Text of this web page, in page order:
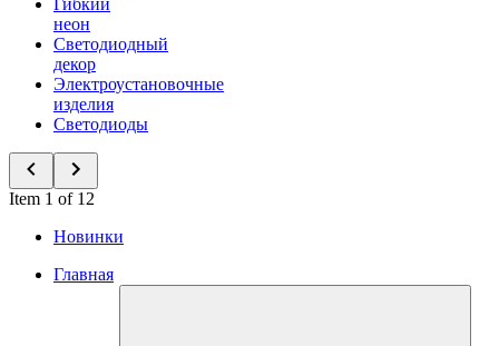
Гибкий
неон
Светодиодный
декор
Электроустановочные
изделия
Светодиоды
Item 1 of 12
Новинки
Главная